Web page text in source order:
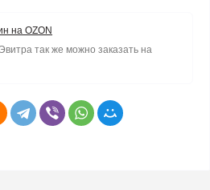
на OZON
так же можно заказать на